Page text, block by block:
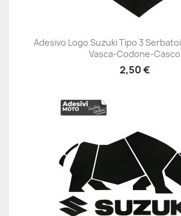
Adesivo Logo Suzuki Tipo 3
Vasca-Codone-Casco
2,50 €